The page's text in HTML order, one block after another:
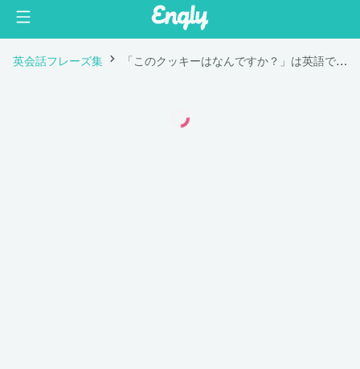
英会話フレーズ集 「このクッキーはなんですか？」は英語で "What is this cookie?"